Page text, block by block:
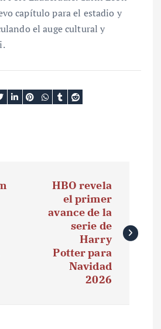
capítulo para el estadio y
el auge cultural y
HBO revela
el primer
avance de la
serie de
Harry
Potter para
Navidad
2026